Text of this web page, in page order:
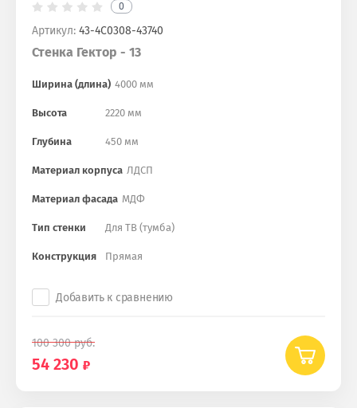
0
Артикул: 43-4С0308-43740
Стенка Гектор - 13
Ширина (длина) 4000 мм
Высота 2220 мм
Глубина 450 мм
Материал корпуса ЛДСП
Материал фасада МДФ
Тип стенки Для ТВ (тумба)
Конструкция Прямая
Добавить к сравнению
100 300руб.
54 230